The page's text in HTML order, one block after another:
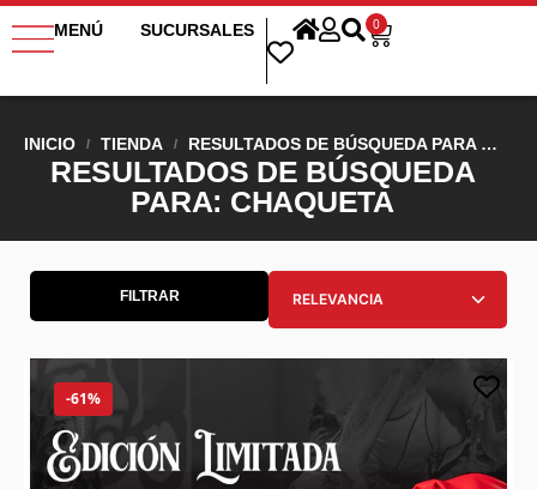
MENÚ SUCURSALES 0
INICIO / TIENDA / RESULTADOS DE BÚSQUEDA PARA “CHAQUETA”
RESULTADOS DE BÚSQUEDA
PARA: CHAQUETA
FILTRAR
-61%